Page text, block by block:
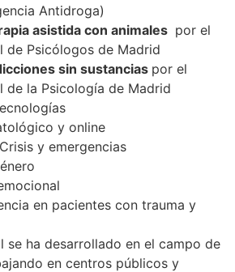
Antidroga)
asistida con animales por el
de Psicólogos de Madrid
sin sustancias por el
de la Psicología de Madrid
y online
y emergencias
en pacientes con trauma y
se ha desarrollado en el campo de
en centros públicos y